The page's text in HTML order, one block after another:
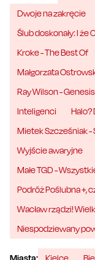
Dwoje na zakręcie
Ślub doskonały: I
Kroke - The Best Of
Małgorzata
Ray Wilson -
Inteligenci
Halo?
Mietek Szcześniak
Wyjście awaryjne
Małe TGD -
Podróż Poślubna +,
Wacław rządzi!
Niespodziewany